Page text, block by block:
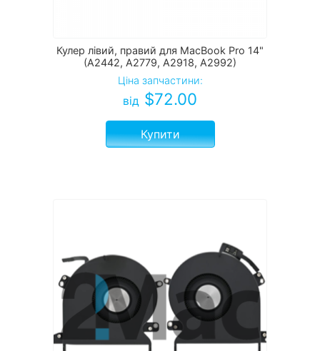
Кулер лівий, правий для MacBook Pro 14"
(A2442, A2779, A2918, A2992)
Ціна запчастини:
від $72.00
Купити